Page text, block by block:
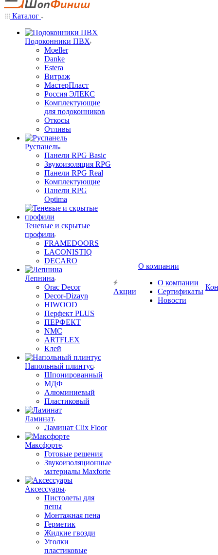
Каталог
Подоконники ПВХ
Moeller
Danke
Estera
Витраж
МастерПласт
Россия ЭЛЕКС
Комплектующие
для подоконников
Откосы
Отливы
Руспанель
Панели RPG Basic
Звукоизоляция RPG
Панели RPG Real
Комплектующие
Панели RPG
Optima
Теневые и скрытые
профили
FRAMEDOORS
LACONISTIQ
DECARO
Лепнина
Orac Decor
Decor-Dizayn
HIWOOD
Перфект PLUS
ПЕРФЕКТ
NMC
ARTFLEX
Клей
Напольный плинтус
Шпонированный
МДФ
Алюминиевый
Пластиковый
Ламинат
Ламинат Clix Floor
Максфорте
Готовые решения
Звукоизоляционные
материалы Maxforte
Аксессуары
Пистолеты для
пены
Монтажная пена
Герметик
Жидкие гвозди
Уголки
пластиковые
Акции
О компании
О компании
Сертификаты
Новости